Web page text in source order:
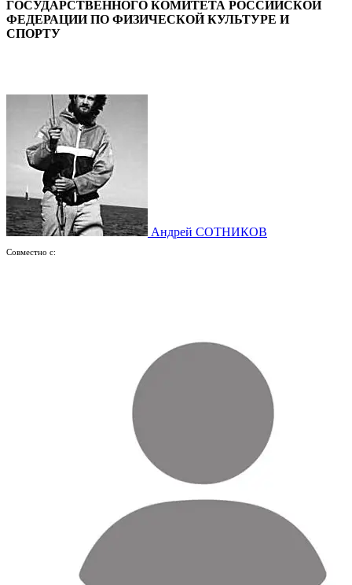
ГОСУДАРСТВЕННОГО КОМИТЕТА РОССИЙСКОЙ
ФЕДЕРАЦИИ ПО ФИЗИЧЕСКОЙ КУЛЬТУРЕ И
СПОРТУ
Андрей СОТНИКОВ
Совместно с: